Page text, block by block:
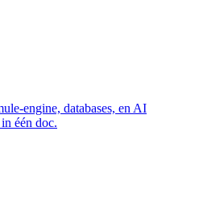
engine, databases, en AI
één doc.